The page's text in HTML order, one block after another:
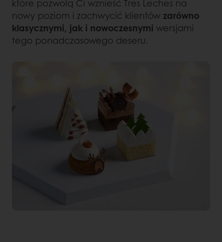
które pozwolą Ci wznieść Tres Leches na
nowy poziom i zachwycić klientów zarówno
klasycznymi, jak i nowoczesnymi wersjami
tego ponadczasowego deseru.